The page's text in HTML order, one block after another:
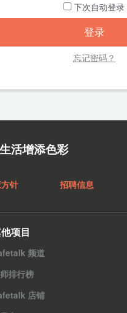
下次自动登录
忘记密码？
活增添色彩
针 招聘信息
项目
频道
排行榜
店铺